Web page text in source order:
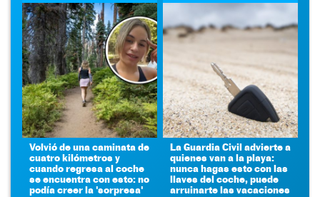
Volvió de una caminata de
cuatro kilómetros y
cuando regresa al coche
se encuentra con esto: no
podía creer la 'sorpresa'
La Guardia Civil advierte a
quienes van a la playa:
nunca hagas esto con las
llaves del coche, puede
arruinarte las vacaciones